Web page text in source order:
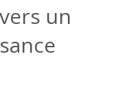
un